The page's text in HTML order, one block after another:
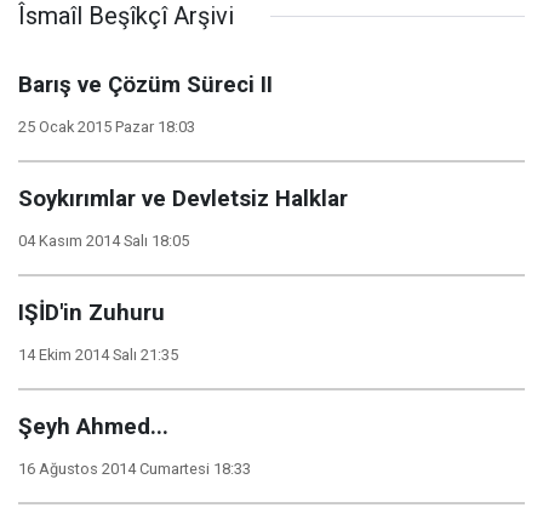
Îsmaîl Beşîkçî Arşivi
Barış ve Çözüm Süreci II
25 Ocak 2015 Pazar 18:03
Soykırımlar ve Devletsiz Halklar
04 Kasım 2014 Salı 18:05
IŞİD'in Zuhuru
14 Ekim 2014 Salı 21:35
Şeyh Ahmed...
16 Ağustos 2014 Cumartesi 18:33